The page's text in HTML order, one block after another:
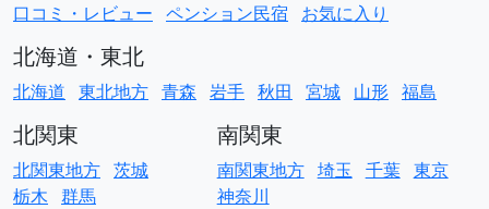
口コミ・レビュー ペンション民宿 お気に入り
北海道・東北
北海道 東北地方 青森 岩手 秋田 宮城 山形 福島
北関東
北関東地方 茨城
栃木 群馬
南関東
南関東地方 埼玉 千葉 東京
神奈川